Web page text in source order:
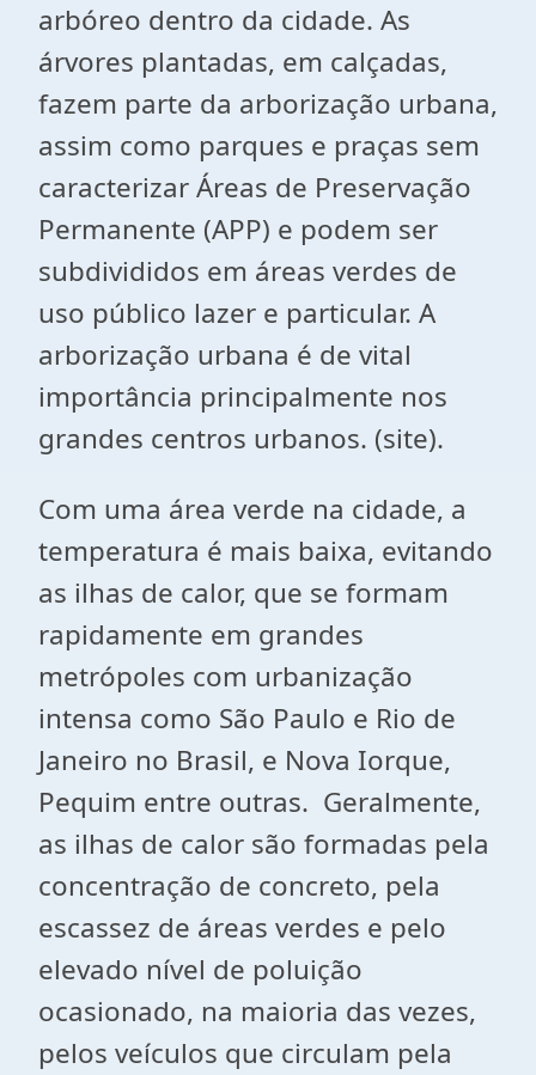
arbóreo dentro da cidade. As
árvores plantadas, em calçadas,
fazem parte da arborização urbana,
assim como parques e praças sem
caracterizar Áreas de Preservação
Permanente (APP) e podem ser
subdivididos em áreas verdes de
uso público lazer e particular. A
arborização urbana é de vital
importância principalmente nos
grandes centros urbanos. (site).
Com uma área verde na cidade, a
temperatura é mais baixa, evitando
as ilhas de calor, que se formam
rapidamente em grandes
metrópoles com urbanização
intensa como São Paulo e Rio de
Janeiro no Brasil, e Nova Iorque,
Pequim entre outras. Geralmente,
as ilhas de calor são formadas pela
concentração de concreto, pela
escassez de áreas verdes e pelo
elevado nível de poluição
ocasionado, na maioria das vezes,
pelos veículos que circulam pela